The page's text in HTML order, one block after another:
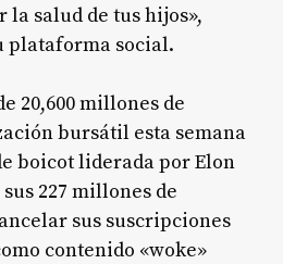
la salud de tus hijos»,
plataforma social.
20,600 millones de
bursátil esta semana
boicot liderada por Elon
227 millones de
sus suscripciones
contenido «woke»